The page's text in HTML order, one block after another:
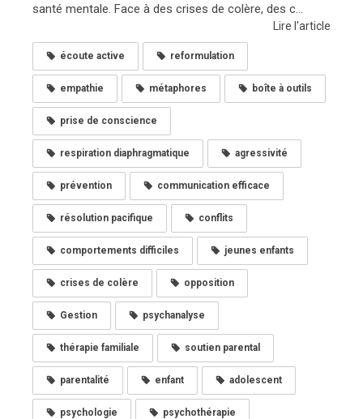
santé mentale. Face à des crises de colère, des c...
Lire l'article
écoute active reformulation
empathie métaphores boîte à outils
prise de conscience
respiration diaphragmatique agressivité
prévention communication efficace
résolution pacifique conflits
comportements difficiles jeunes enfants
crises de colère opposition
Gestion psychanalyse
thérapie familiale soutien parental
parentalité enfant adolescent
psychologie psychothérapie